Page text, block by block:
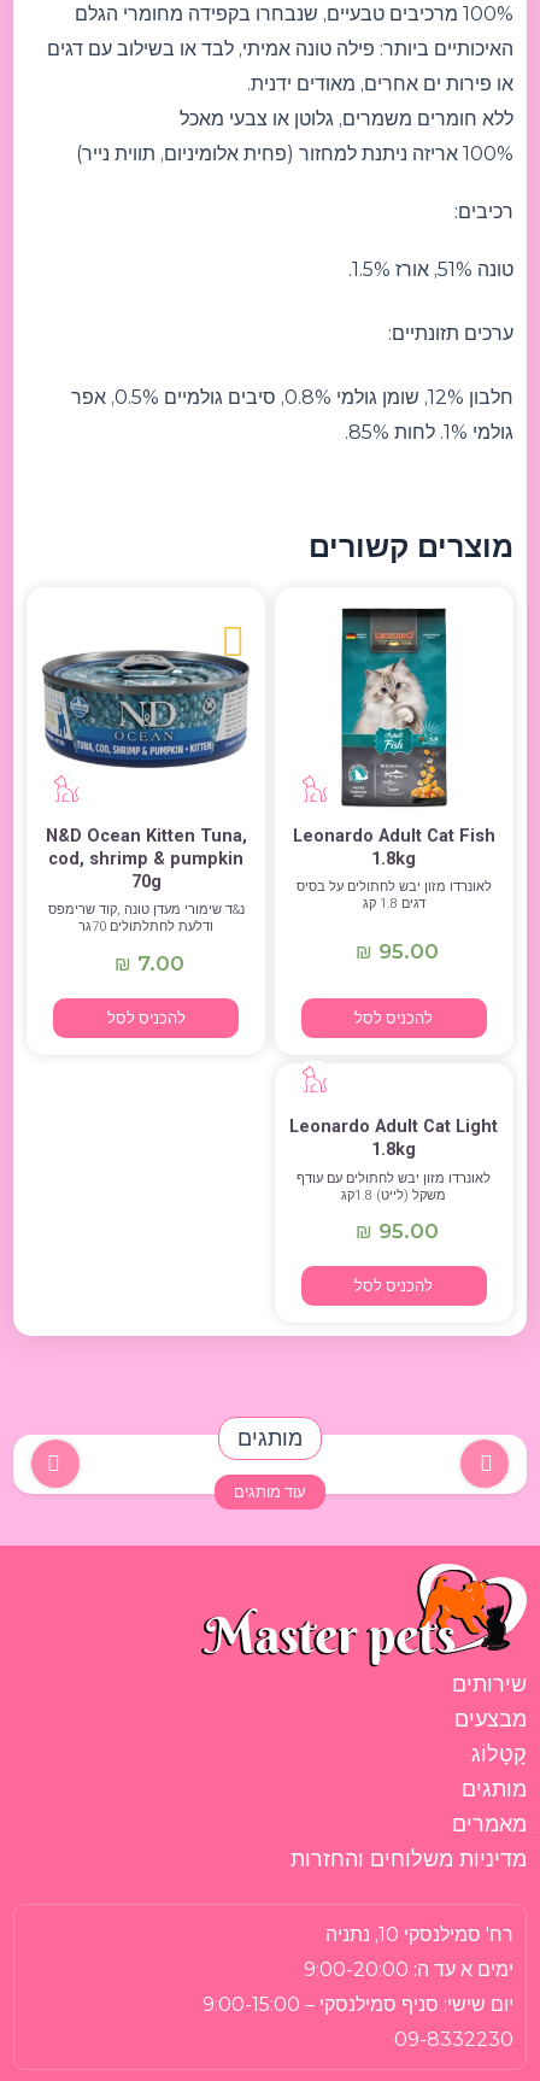
100% מרכיבים טבעיים, שנבחרו בקפידה מחומרי הגלם
האיכותיים ביותר: פילה טונה אמיתי, לבד או בשילוב עם דגים
או פירות ים אחרים, מאודים ידנית.
ללא חומרים משמרים, גלוטן או צבעי מאכל
100% אריזה ניתנת למחזור (פחית אלומיניום, תווית נייר)
רכיבים:
טונה 51%, אורז 1.5%.
ערכים תזונתיים:
חלבון 12%, שומן גולמי 0.8%, סיבים גולמיים 0.5%, אפר
גולמי 1%. לחות 85%.
מוצרים קשורים
Leonardo Adult Cat Fish
1.8kg
לאונרדו מזון יבש לחתולים על בסיס
דגים 1.8 קג
₪ 95.00
להכניס לסל
N&D Ocean Kitten Tuna,
cod, shrimp & pumpkin
70g
נ&ד שימורי מעדן טונה ,קוד שרימפס
ודלעת לחתלתולים 70גר
₪ 7.00
להכניס לסל
Leonardo Adult Cat Light
1.8kg
לאונרדו מזון יבש לחתולים עם עודף
משקל (לייט) 1.8קג
₪ 95.00
להכניס לסל
מותגים
עוד מותגים
רח' סמילנסקי 10, נתניה
ימים א עד ה: 9:00-20:00
יום שישי: סניף סמילנסקי – 9:00-15:00
09-8332230
שירותים
מבצעים
קָטָלוֹג
מותגים
מאמרים
מדיניות משלוחים והחזרות